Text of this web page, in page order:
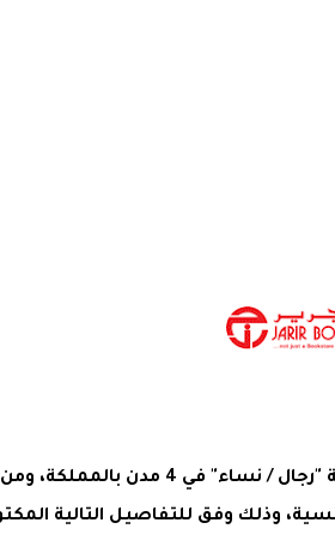
قد أعلنت مكتبة جرير عن توفير فرص وظيفية متاحة "رجال /
وذلك وفق للتفاصيل التالية